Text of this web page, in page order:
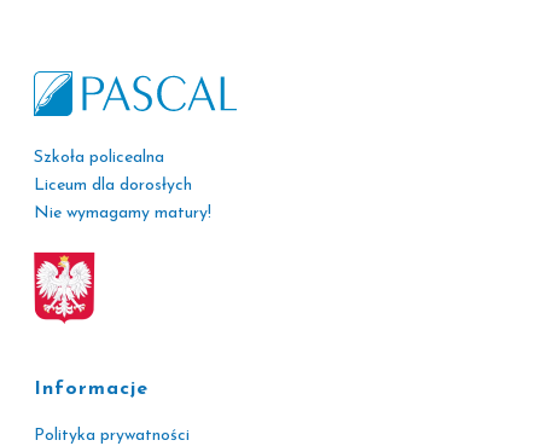
Szkoła policealna
Liceum dla dorosłych
Nie wymagamy matury!
Informacje
Polityka prywatności